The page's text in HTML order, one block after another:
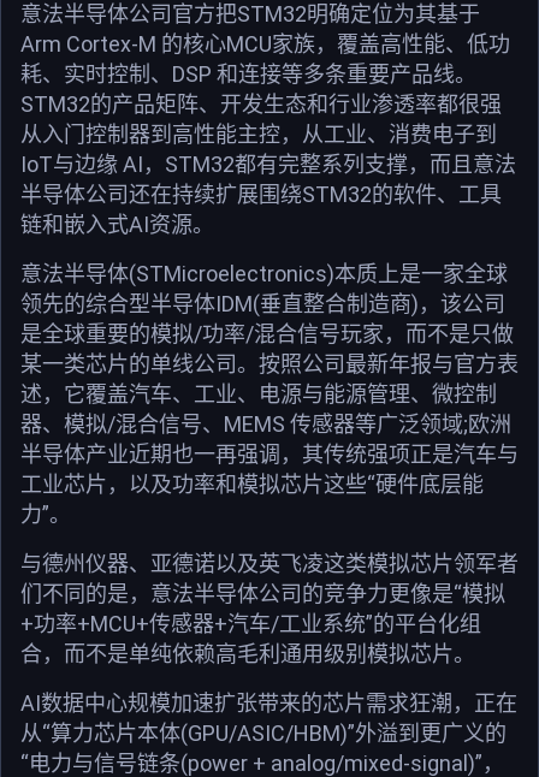
意法半导体公司官方把STM32明确定位为其基于
Arm Cortex-M 的核心MCU家族，覆盖高性能、低功
耗、实时控制、DSP 和连接等多条重要产品线。
STM32的产品矩阵、开发生态和行业渗透率都很强
从入门控制器到高性能主控，从工业、消费电子到
IoT与边缘 AI，STM32都有完整系列支撑，而且意法
半导体公司还在持续扩展围绕STM32的软件、工具
链和嵌入式AI资源。
意法半导体(STMicroelectronics)本质上是一家全球
领先的综合型半导体IDM(垂直整合制造商)，该公司
是全球重要的模拟/功率/混合信号玩家，而不是只做
某一类芯片的单线公司。按照公司最新年报与官方表
述，它覆盖汽车、工业、电源与能源管理、微控制
器、模拟/混合信号、MEMS 传感器等广泛领域;欧洲
半导体产业近期也一再强调，其传统强项正是汽车与
工业芯片，以及功率和模拟芯片这些“硬件底层能
力”。
与德州仪器、亚德诺以及英飞凌这类模拟芯片领军者
们不同的是，意法半导体公司的竞争力更像是“模拟
+功率+MCU+传感器+汽车/工业系统”的平台化组
合，而不是单纯依赖高毛利通用级别模拟芯片。
AI数据中心规模加速扩张带来的芯片需求狂潮，正在
从“算力芯片本体(GPU/ASIC/HBM)”外溢到更广义的
“电力与信号链条(power + analog/mixed-signal)”，